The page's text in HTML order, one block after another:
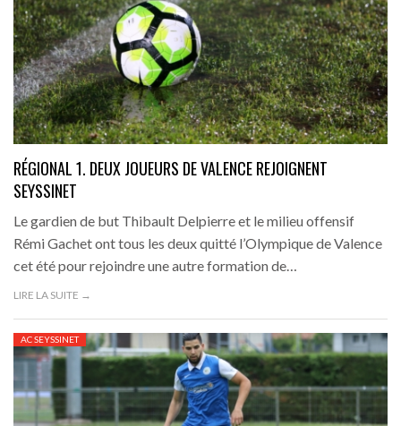
RÉGIONAL 1. DEUX JOUEURS DE VALENCE REJOIGNENT
SEYSSINET
Le gardien de but Thibault Delpierre et le milieu offensif
Rémi Gachet ont tous les deux quitté l’Olympique de Valence
cet été pour rejoindre une autre formation de…
LIRE LA SUITE →
AC SEYSSINET